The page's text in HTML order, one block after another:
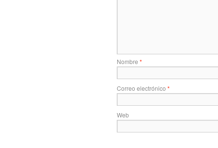
Nombre *
Correo electrónico *
Web